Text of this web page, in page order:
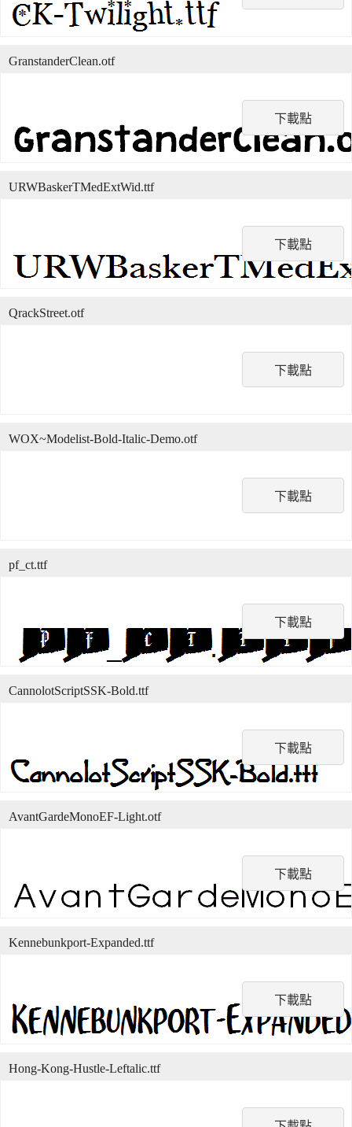
下載點
GranstanderClean.otf
下載點
URWBaskerTMedExtWid.ttf
下載點
QrackStreet.otf
下載點
WOX~Modelist-Bold-Italic-Demo.otf
下載點
pf_ct.ttf
下載點
CannolotScriptSSK-Bold.ttf
下載點
AvantGardeMonoEF-Light.otf
下載點
Kennebunkport-Expanded.ttf
Hong-Kong-Hustle-Leftalic.ttf